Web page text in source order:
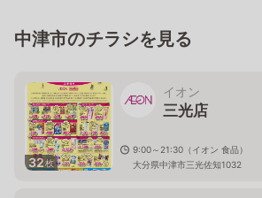
中津市のチラシを見る
32枚
イオン
三光店
9:00～21:30（イオン 食品）
大分県中津市三光佐知1032